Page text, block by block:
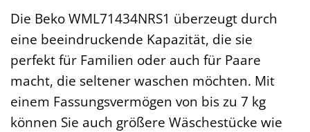
Die Beko WML71434NRS1 überzeugt durch
eine beeindruckende Kapazität, die sie
perfekt für Familien oder auch für Paare
macht, die seltener waschen möchten. Mit
einem Fassungsvermögen von bis zu 7 kg
können Sie auch größere Wäschestücke wie